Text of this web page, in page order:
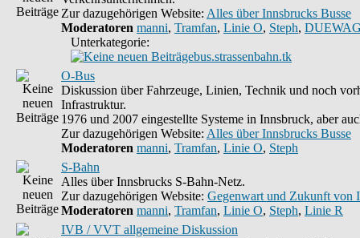
Zur dazugehörigen Website: Alles über Innsbrucks Busse
Moderatoren manni, Tramfan, Linie O, Steph,
Unterkategorie:
bus.strassenbahn.tk
O-Bus
Diskussion über Fahrzeuge, Linien, Technik und noch
Infrastruktur.
1976 und 2007 eingestellte Systeme in Innsbruck, aber
Zur dazugehörigen Website: Alles über Innsbrucks Busse
Moderatoren manni, Tramfan, Linie O, Steph
S-Bahn
Alles über Innsbrucks S-Bahn-Netz.
Zur dazugehörigen Website: Gegenwart und Zukunft von
Moderatoren manni, Tramfan, Linie O, Steph, Linie R
IVB / VVT allgemeine Diskussion